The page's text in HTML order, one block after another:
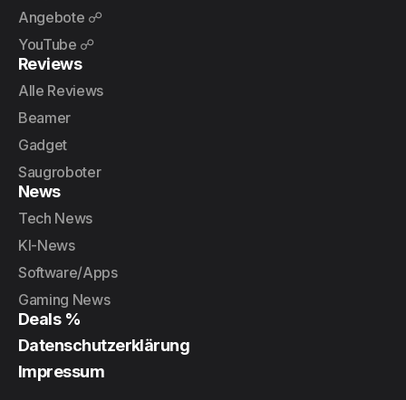
Angebote ☍
YouTube ☍
Reviews
Alle Reviews
Beamer
Gadget
Saugroboter
News
Tech News
KI-News
Software/Apps
Gaming News
Deals %
Datenschutzerklärung
Impressum